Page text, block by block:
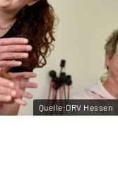
Quelle:DRV Hessen